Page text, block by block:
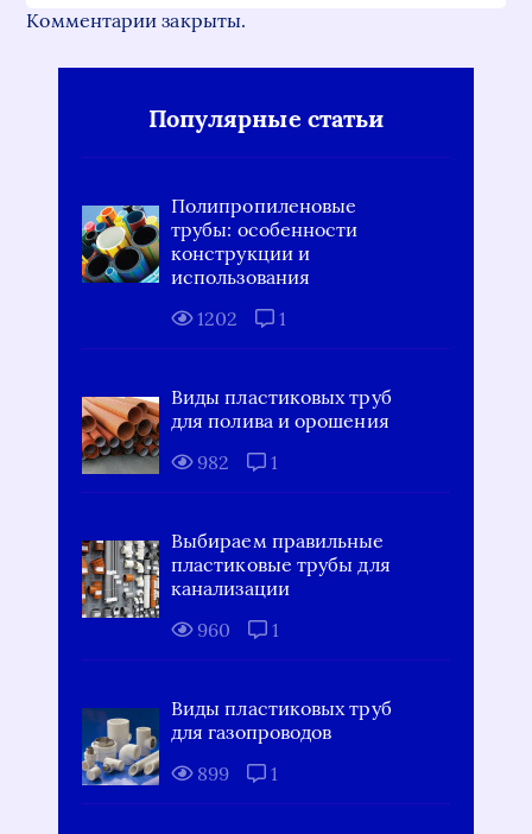
Комментарии закрыты.
Популярные статьи
Полипропиленовые
трубы: особенности
конструкции и
использования
1202
1
Виды пластиковых труб
для полива и орошения
982
1
Выбираем правильные
пластиковые трубы для
канализации
960
1
Виды пластиковых труб
для газопроводов
899
1